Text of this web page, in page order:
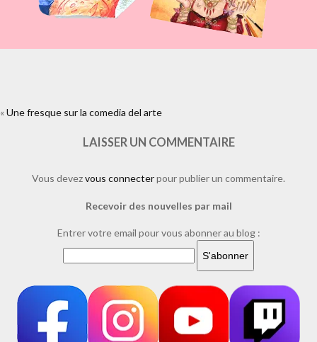
https://www.facebook.com/plugins/like.php?
illustrations.com%2F2010%2F05%2Fune-fresque-sur-la-comedia-del-
«Une fresque sur la comedia del arte
LAISSER UN COMMENTAIRE
Vous devezvous connecterpour publier un commentaire.
Recevoir des nouvelles par mail
Entrer votre email pour vous abonner au blog :